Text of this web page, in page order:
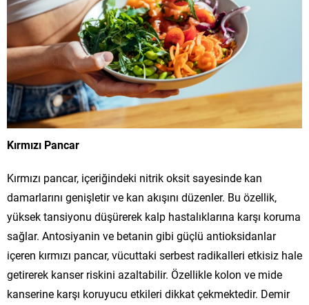
Kırmızı Pancar
Kırmızı pancar, içeriğindeki nitrik oksit sayesinde kan
damarlarını genişletir ve kan akışını düzenler. Bu özellik,
yüksek tansiyonu düşürerek kalp hastalıklarına karşı koruma
sağlar. Antosiyanin ve betanin gibi güçlü antioksidanlar
içeren kırmızı pancar, vücuttaki serbest radikalleri etkisiz hale
getirerek kanser riskini azaltabilir. Özellikle kolon ve mide
kanserine karşı koruyucu etkileri dikkat çekmektedir. Demir